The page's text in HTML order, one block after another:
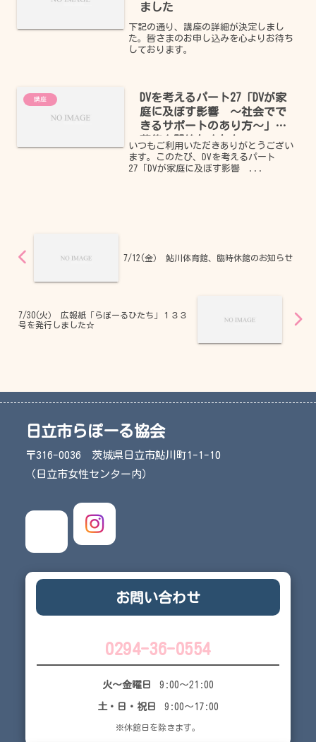
ました
下記の通り、講座の詳細が決定しまし
た。皆さまのお申し込みを心よりお待ち
しております。
講座
DVを考えるパート27「DVが家
庭に及ぼす影響 ～社会でで
きるサポートのあり方～」の
募集を開始しました
いつもご利用いただきありがとうござい
ます。このたび、DVを考えるパート
27「DVが家庭に及ぼす影響 ...
7/12(金） 鮎川体育館、臨時休館のお知らせ
7/30(火） 広報紙「らぽーるひたち」１３３
号を発行しました☆
日立市らぽーる協会
〒316-0036 茨城県日立市鮎川町1-1-10
（日立市女性センター内）
お問い合わせ
0294-36-0554
火～金曜日 9:00～21:00
土・日・祝日 9:00～17:00
※休館日を除きます。